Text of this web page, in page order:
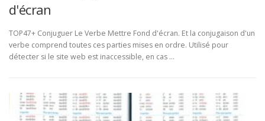
d'écran
TOP47+ Conjuguer Le Verbe Mettre Fond d'écran. Et la conjugaison d'un
verbe comprend toutes ces parties mises en ordre. Utilisé pour
détecter si le site web est inaccessible, en cas …